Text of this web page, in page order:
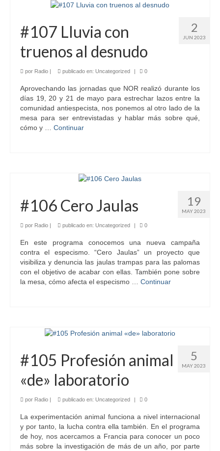
2
JUN 2023
#107 Lluvia con
truenos al desnudo
por Radio | publicado en: Uncategorized | 0
Aprovechando las jornadas que NOR realizó durante los
días 19, 20 y 21 de mayo para estrechar lazos entre la
comunidad antiespecista, nos ponemos al otro lado de la
mesa para ser entrevistadas y hablar más sobre qué,
cómo y … Continuar
19
MAY 2023
#106 Cero Jaulas
por Radio publicado en: Uncategorized 0
En este programa conocemos una nueva campaña
contra el especismo. “Cero Jaulas” un proyecto que
visibiliza y denuncia las jaulas trampas para las palomas
con el objetivo de acabar con ellas. También pone sobre
la mesa, cómo afecta el especismo … Continuar
5
MAY 2023
#105 Profesión animal
«de» laboratorio
por Radio | publicado en: Uncategorized | 0
La experimentación animal funciona a nivel internacional
y por tanto, la lucha contra ella también. En el programa
de hoy, nos acercamos a Francia para conocer un poco
más sobre la investigación de más de un año, por parte